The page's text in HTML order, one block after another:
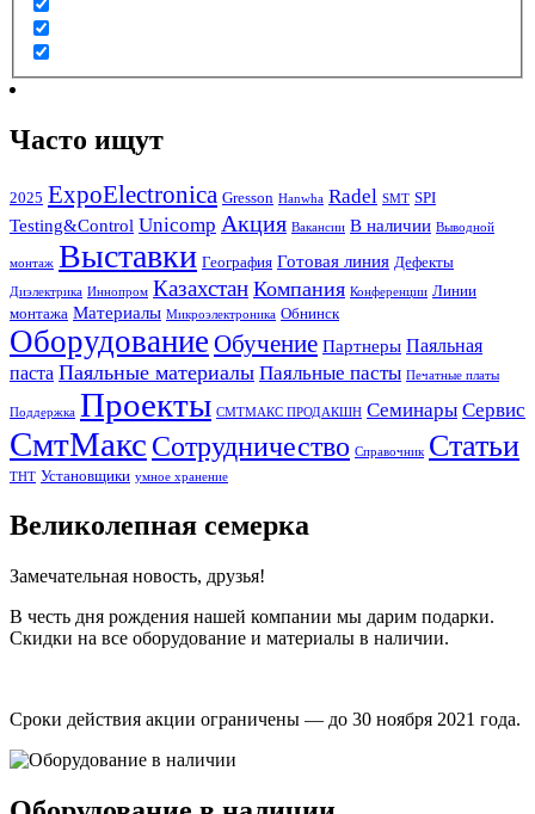
Часто ищут
2025 ExpoElectronica Gresson Hanwha Radel SMT SPI
Testing&Control Unicomp Акция Вакансии В наличии Выводной
монтаж Выставки География Готовая линия Дефекты
Диэлектрика Иннопром Казахстан Компания Конференции Линии
монтажа Материалы Микроэлектроника Обнинск
Оборудование Обучение Партнеры Паяльная
паста Паяльные материалы Паяльные пасты Печатные платы
Поддержка Проекты СМТМАКС ПРОДАКШН Семинары Сервис
СмтМакс Сотрудничество Справочник Статьи
ТНТ Установщики умное хранение
Великолепная семерка
Замечательная новость, друзья!
В честь дня рождения нашей компании мы дарим подарки.
Скидки на все оборудование и материалы в наличии.
Сроки действия акции ограничены — до 30 ноября 2021 года.